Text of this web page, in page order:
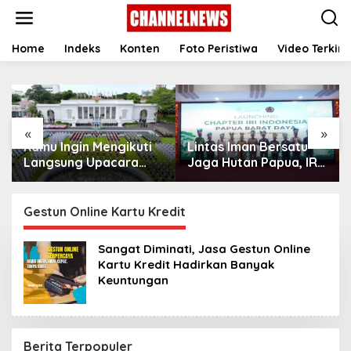
t
Home Indeks Konten Foto Peristiwa Video Terkini
« »
Kamu Ingin Mengikuti
Langsung Upacara
HUT Ke-81
Istana? Ini Link
Pendaftaran Resminya
di Sini
Lintas Iman Bersatu
Jaga Hutan Papua, IRI
Indonesia Resmikan
Gestun Online Kartu Kredit
Sangat Diminati, Jasa Gestun Online
Kartu Kredit Hadirkan Banyak
Keuntungan
Berita Terpopuler